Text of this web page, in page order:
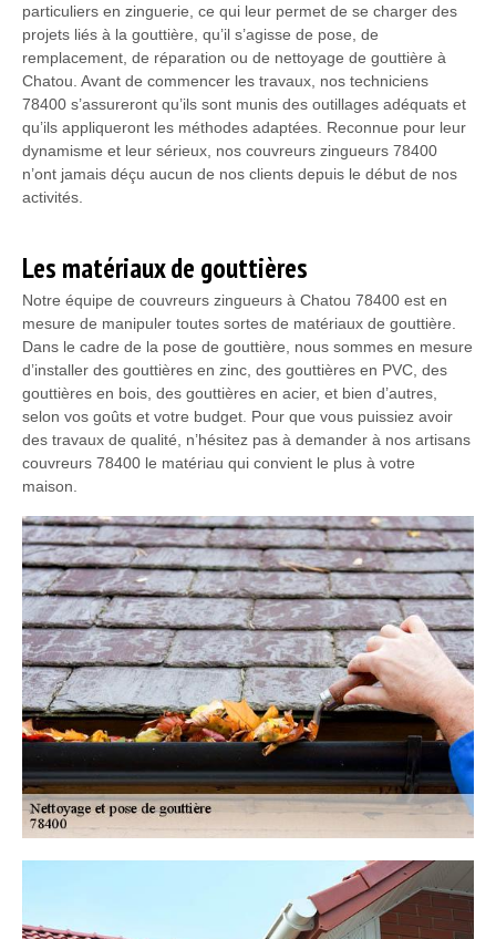
particuliers en zinguerie, ce qui leur permet de se charger des
projets liés à la gouttière, qu’il s’agisse de pose, de
remplacement, de réparation ou de nettoyage de gouttière à
Chatou. Avant de commencer les travaux, nos techniciens
78400 s’assureront qu’ils sont munis des outillages adéquats et
qu’ils appliqueront les méthodes adaptées. Reconnue pour leur
dynamisme et leur sérieux, nos couvreurs zingueurs 78400
n’ont jamais déçu aucun de nos clients depuis le début de nos
activités.
Les matériaux de gouttières
Notre équipe de couvreurs zingueurs à Chatou 78400 est en
mesure de manipuler toutes sortes de matériaux de gouttière.
Dans le cadre de la pose de gouttière, nous sommes en mesure
d’installer des gouttières en zinc, des gouttières en PVC, des
gouttières en bois, des gouttières en acier, et bien d’autres,
selon vos goûts et votre budget. Pour que vous puissiez avoir
des travaux de qualité, n’hésitez pas à demander à nos artisans
couvreurs 78400 le matériau qui convient le plus à votre
maison.